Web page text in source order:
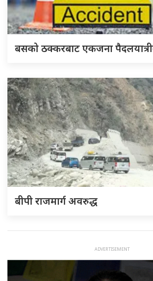
बसको ठक्करबाट एकजना
बीपी राजमार्ग अवरुद्ध